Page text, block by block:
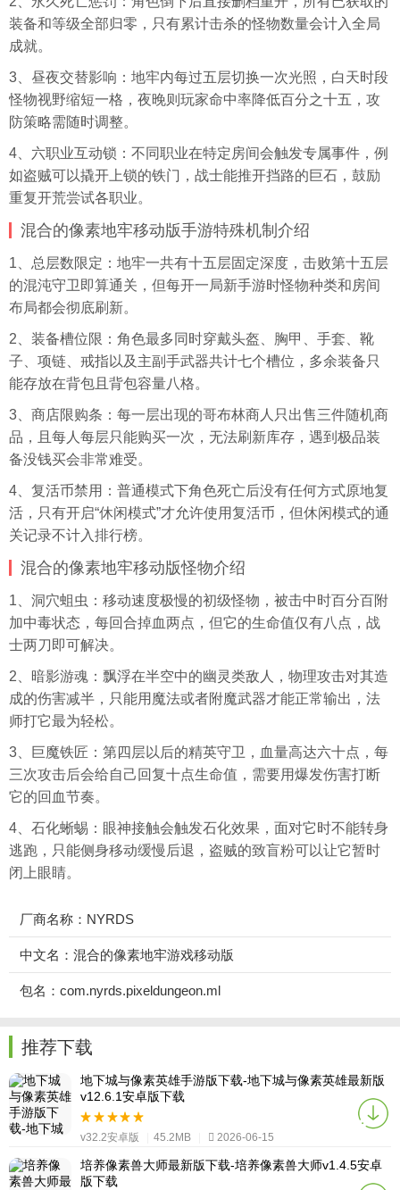
装备和等级全部归零，只有累计击杀的怪物数量会计入全局
成就。
3、昼夜交替影响：地牢内每过五层切换一次光照，白天时段
怪物视野缩短一格，夜晚则玩家命中率降低百分之十五，攻
防策略需随时调整。
4、六职业互动锁：不同职业在特定房间会触发专属事件，例
如盗贼可以撬开上锁的铁门，战士能推开挡路的巨石，鼓励
重复开荒尝试各职业。
混合的像素地牢移动版手游特殊机制介绍
1、总层数限定：地牢一共有十五层固定深度，击败第十五层
的混沌守卫即算通关，但每开一局新手游时怪物种类和房间
布局都会彻底刷新。
2、装备槽位限：角色最多同时穿戴头盔、胸甲、手套、靴
子、项链、戒指以及主副手武器共计七个槽位，多余装备只
能存放在背包且背包容量八格。
3、商店限购条：每一层出现的哥布林商人只出售三件随机商
品，且每人每层只能购买一次，无法刷新库存，遇到极品装
备没钱买会非常难受。
4、复活币禁用：普通模式下角色死亡后没有任何方式原地复
活，只有开启“休闲模式”才允许使用复活币，但休闲模式的通
关记录不计入排行榜。
混合的像素地牢移动版怪物介绍
1、洞穴蛆虫：移动速度极慢的初级怪物，被击中时百分百附
加中毒状态，每回合掉血两点，但它的生命值仅有八点，战
士两刀即可解决。
2、暗影游魂：飘浮在半空中的幽灵类敌人，物理攻击对其造
成的伤害减半，只能用魔法或者附魔武器才能正常输出，法
师打它最为轻松。
3、巨魔铁匠：第四层以后的精英守卫，血量高达六十点，每
三次攻击后会给自己回复十点生命值，需要用爆发伤害打断
它的回血节奏。
4、石化蜥蜴：眼神接触会触发石化效果，面对它时不能转身
逃跑，只能侧身移动缓慢后退，盗贼的致盲粉可以让它暂时
闭上眼睛。
厂商名称：NYRDS
中文名：混合的像素地牢游戏移动版
包名：com.nyrds.pixeldungeon.ml
推荐下载
地下城与像素英雄手游版下载-地下城与像素英雄最新版
v12.6.1安卓版下载
v32.2安卓版 45.2MB 2026-06-15
培养像素兽大师最新版下载-培养像素兽大师v1.4.5安卓
版下载